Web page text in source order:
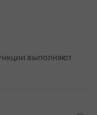
выполняют